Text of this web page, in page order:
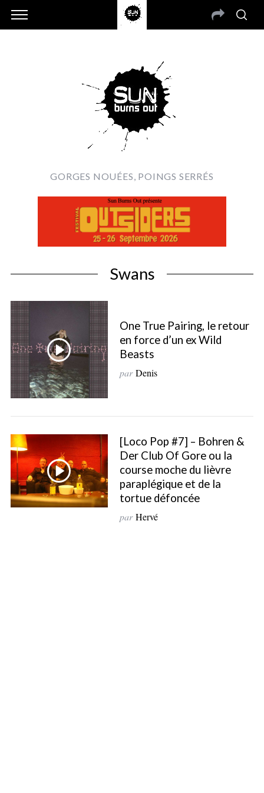
GORGES NOUÉES, POINGS SERRÉS
Swans
One True Pairing, le retour
en force d’un ex Wild
Beasts
par Denis
[Loco Pop #7] – Bohren &
Der Club Of Gore ou la
course moche du lièvre
paraplégique et de la
tortue défoncée
par Hervé
S
e
r
c
h